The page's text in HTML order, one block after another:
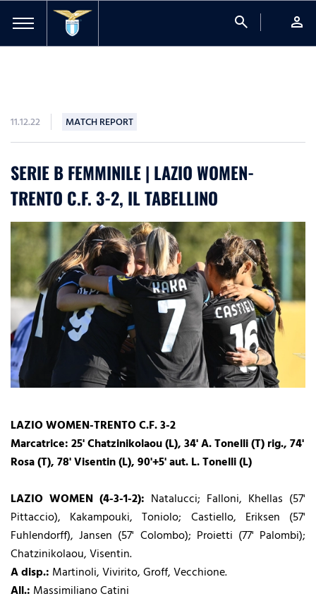
search person
11.12.22 MATCH REPORT
SERIE B FEMMINILE | LAZIO WOMEN-
TRENTO C.F. 3-2, IL TABELLINO
LAZIO WOMEN-TRENTO C.F.3-2
Marcatrice: 25' Chatzinikolaou (L), 34' A. Tonelli (T) rig., 74'
Rosa (T), 78' Visentin (L), 90'+5' aut. L. Tonelli (L)
LAZIO WOMEN (4-3-1-2): Natalucci; Falloni, Khellas (57'
Pittaccio), Kakampouki, Toniolo; Castiello, Eriksen (57'
Fuhlendorff), Jansen (57' Colombo); Proietti (77' Palombi);
Chatzinikolaou, Visentin.
A disp.: Martinoli, Vivirito, Groff, Vecchione.
All.: Massimiliano Catini